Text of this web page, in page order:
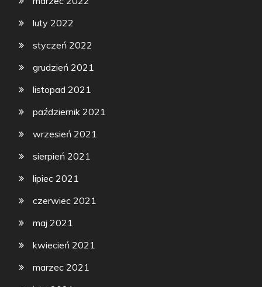
luty 2022
styczeń 2022
grudzień 2021
listopad 2021
październik 2021
wrzesień 2021
sierpień 2021
lipiec 2021
czerwiec 2021
maj 2021
kwiecień 2021
marzec 2021